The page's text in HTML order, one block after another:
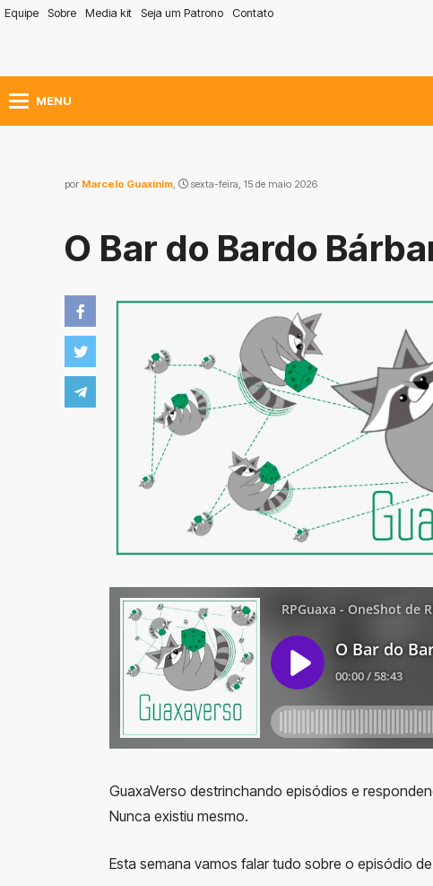
Equipe Sobre Media kit Seja um Patrono Contato
MENU
por Marcelo Guaxinim, sexta-feira, 15 de maio 2026
O Bar do Bardo
GuaxaVerso destrinchando episódios e
Nunca existiu mesmo.
Esta semana vamos falar tudo sobre o episódio de